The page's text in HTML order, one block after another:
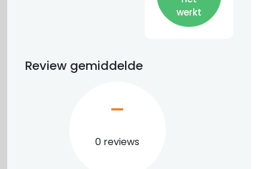
werkt
Review gemiddelde
0 reviews
–